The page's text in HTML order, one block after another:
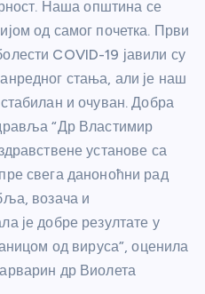
Наша општина се
од самог почетка. Први
COVID-19 јавили су
стања, али је наш
и очуван. Добра
“Др Властимир
установе са
свега даноноћни рад
возача и
је добре резултате у
од вируса”, оценила
др Виолета